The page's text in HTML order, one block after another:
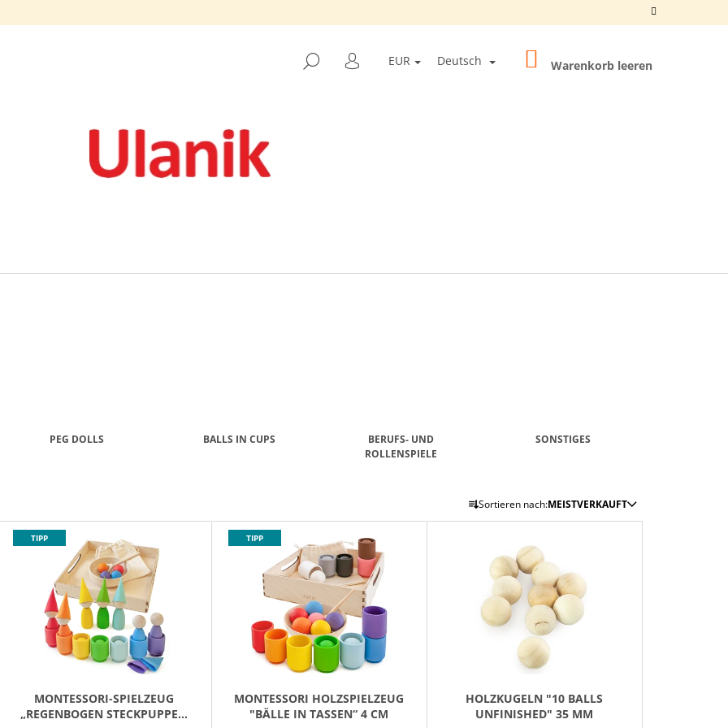
SUCHEN
LOGIN
EUR Deutsch WARENKORB
Warenkorb leeren
PEG DOLLS BALLS IN CUPS
BERUFS- UND
ROLLENSPIELE
SONSTIGES
P
R
R
T
Sortieren nach:MEISTVERKAUFT
TIPP
MONTESSORI-SPIELZEUG
„REGENBOGEN STECKPUPPEN
TIPP
MONTESSORI HOLZSPIELZEUG
"BÄLLE IN TASSEN“ 4 CM
HOLZKUGELN "10 BALLS
UNFINISHED" 35 MM
SUCHEN